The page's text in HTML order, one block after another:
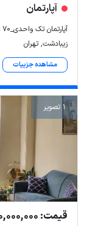
آپارتمان
آپارتمان تک واحدی_۷۰ متری_دوخواب
زیبادشت, تهران
مشاهده جزییات
1 تصویر
قیمت: 14,500,000,000 تومان